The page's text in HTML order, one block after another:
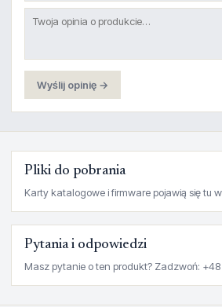
Wyślij opinię →
Pliki do pobrania
Karty katalogowe i firmware pojawią się tu
Pytania i odpowiedzi
Masz pytanie o ten produkt? Zadzwoń: +48